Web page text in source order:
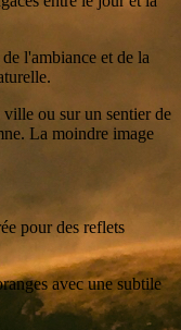
l'ambiance et de la
ou sur un sentier de
La moindre image
pour des reflets
avec une subtile